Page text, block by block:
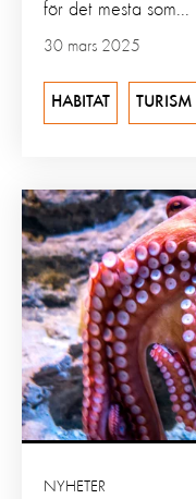
30 mars 2025
för det mesta som...
HABITAT TURISM
NYHETER